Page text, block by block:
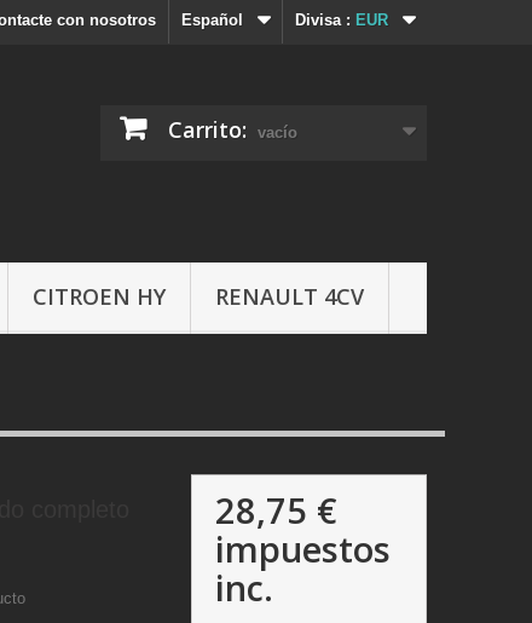
Divisa : EUR
Español
con nosotros
Carrito: vacío
CITROEN HY RENAULT 4CV
28,75 €
impuestos
inc.